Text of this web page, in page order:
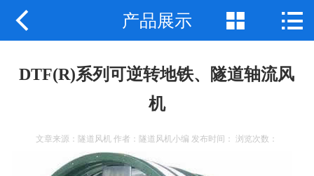
公司首页
 产品展示  
DTF(R)系列可逆转地铁、隧道轴流风
机
文章来源：隧道风机 作者：隧道风机小编 发布时间： 浏览次数：